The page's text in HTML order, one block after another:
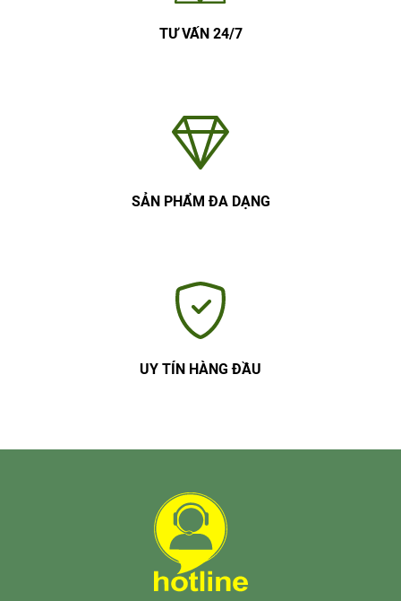
TƯ VẤN 24/7
SẢN PHẨM ĐA DẠNG
UY TÍN HÀNG ĐẦU